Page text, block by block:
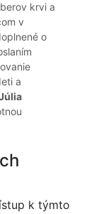
krvi a
v
o
a
k týmto